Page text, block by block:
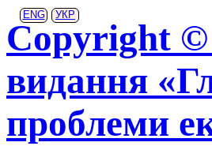
ENG УКР
Copyright ©
видання
проблеми